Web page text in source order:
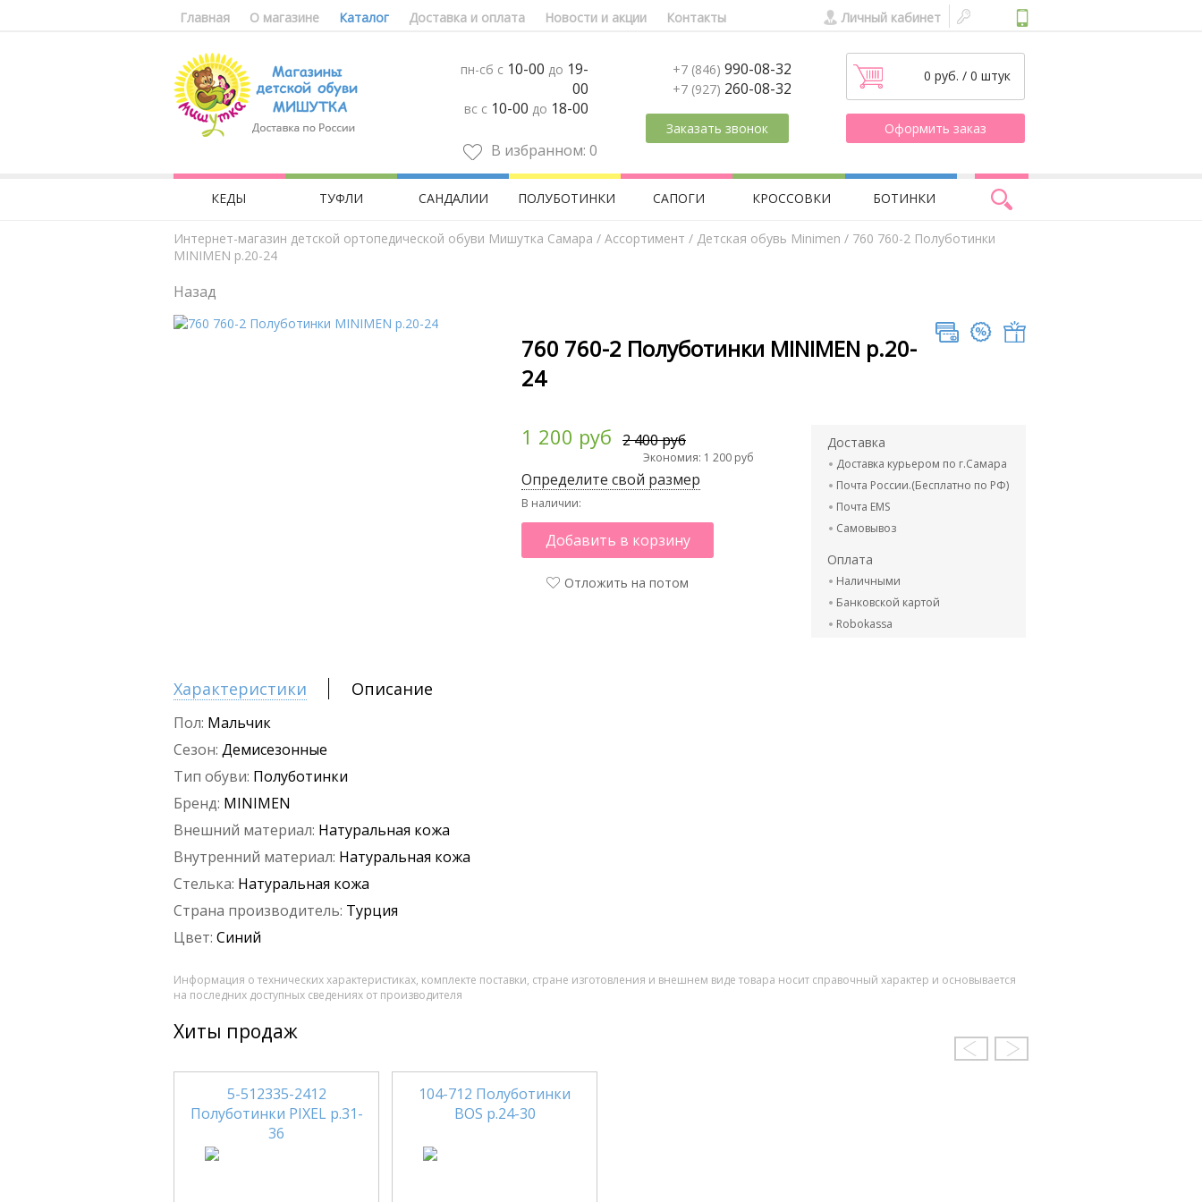
Главная О магазине Каталог Доставка и оплата Новости и акции Контакты Личный кабинет
пн-сб с 10-00 до 19-
00
вс с 10-00 до 18-00
В избранном: 0
+7 (846) 990-08-32
+7 (927) 260-08-32
Заказать звонок
0 руб. / 0 штук
Оформить заказ
КЕДЫ ТУФЛИ САНДАЛИИ ПОЛУБОТИНКИ САПОГИ КРОССОВКИ БОТИНКИ
Интернет-магазин детской ортопедической обуви Мишутка Самара / Aссортимент / Детская обувь Minimen / 760 760-2 Полуботинки
MINIMEN р.20-24
Назад
760 760-2 Полуботинки MINIMEN р.20-
24
1 200 руб 2 400 руб
Экономия: 1 200 руб
Определите свой размер
В наличии:
Добавить в корзину
Отложить на потом
Доставка
Доставка курьером по г.Самара
Почта России.(Бесплатно по РФ)
Почта EMS
Самовывоз
Оплата
Наличными
Банковской картой
Robokassa
Характеристики Описание
Пол: Мальчик
Сезон: Демисезонные
Тип обуви: Полуботинки
Бренд: MINIMEN
Внешний материал: Натуральная кожа
Внутренний материал: Натуральная кожа
Стелька: Натуральная кожа
Страна производитель: Турция
Цвет: Синий
Информация о технических характеристиках, комплекте поставки, стране изготовления и внешнем виде товара носит справочный характер и основывается
на последних доступных сведениях от производителя
Хиты продаж
5-512335-2412
Полуботинки PIXEL р.31-
36
104-712 Полуботинки
BOS р.24-30